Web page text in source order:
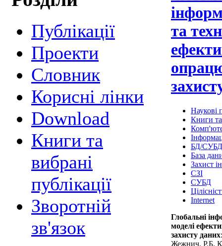
Публікації
Проекти
Cловник
Корисні лінки
Download
Книги та
вибрані
публікації
Зворотній
зв'язок
та
Наукові
Книги та
БД/СУБД
База
Захист
СЗІ
СУБД
Internet
Глобальні
моделі
захисту даних
Жежнич, Р.Б.